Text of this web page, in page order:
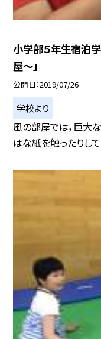
小学部５年生宿泊
屋〜」
公開日 2019/07/26
学校より
風の部屋では，巨大
はな紙を触ったりし